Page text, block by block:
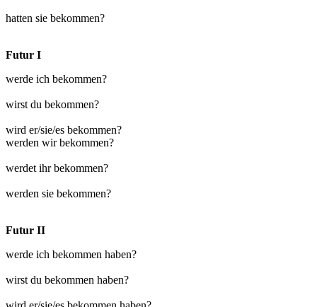
hatten sie bekommen?
Futur I
werde ich bekommen?
wirst du bekommen?
wird er/sie/es bekommen?
werden wir bekommen?
werdet ihr bekommen?
werden sie bekommen?
Futur II
werde ich bekommen haben?
wirst du bekommen haben?